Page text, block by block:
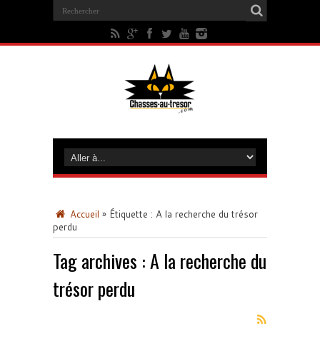
Accueil » Étiquette : A la recherche du trésor
perdu
Tag archives :A la recherche du
trésor perdu